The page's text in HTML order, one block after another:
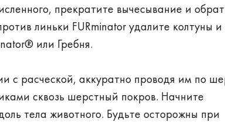
прекратите вычесывание и
линьки FURminator удалите колтуны и
или Гребня.
с расческой, аккуратно проводя им по
сквозь шерстный покров. Начните
тела животного. Будьте осторожны при